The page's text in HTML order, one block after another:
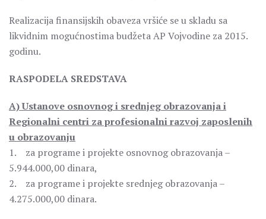
Realizacija finansijskih obaveza vršiće se u skladu sa
likvidnim mogućnostima budžeta AP Vojvodine za 2015.
godinu.
RASPODELA SREDSTAVA
A) Ustanove osnovnog i srednjeg obrazovanja i
Regionalni centri za profesionalni razvoj zaposlenih
u obrazovanju
1. za programe i projekte osnovnog obrazovanja –
5.944.000,00 dinara,
2. za programe i projekte srednjeg obrazovanja –
4.275.000,00 dinara.